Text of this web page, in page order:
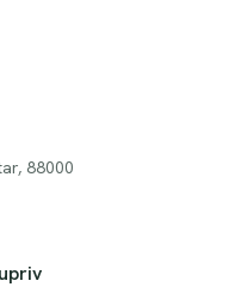
88000